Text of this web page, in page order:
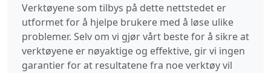
Verktøyene som tilbys på dette nettstedet er
utformet for å hjelpe brukere med å løse ulike
problemer. Selv om vi gjør vårt beste for å sikre at
verktøyene er nøyaktige og effektive, gir vi ingen
garantier for at resultatene fra noe verktøy vil